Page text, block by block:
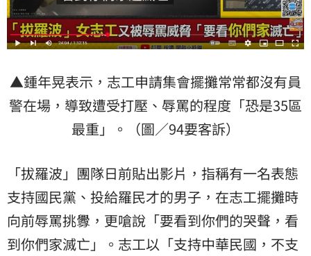
▲鍾年晃表示，志工申請集會擺攤常常都沒有員
警在場，導致遭受打壓、辱罵的程度「恐是35區
最重」。（圖／94要客訴）
「拔羅波」團隊日前貼出影片，指稱有一名表態
支持國民黨、投給羅民才的男子，在志工擺攤時
向前辱罵挑釁，更嗆說「要看到你們的哭聲，看
到你們家滅亡」。志工以「支持中華民國，不支